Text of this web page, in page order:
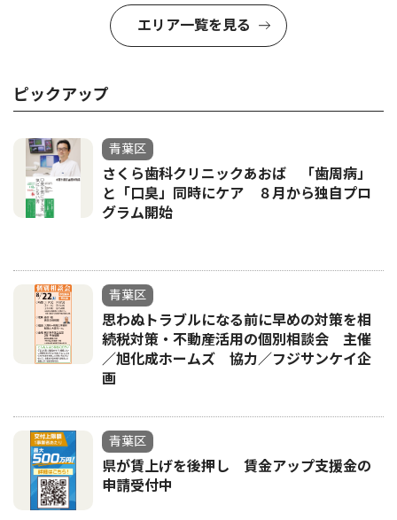
エリア一覧を見る
ピックアップ
青葉区
さくら歯科クリニックあおば 「歯周病」
と「口臭」同時にケア ８月から独自プロ
グラム開始
青葉区
思わぬトラブルになる前に早めの対策を相
続税対策・不動産活用の個別相談会 主催
／旭化成ホームズ 協力／フジサンケイ企
画
青葉区
県が賃上げを後押し 賃金アップ支援金の
申請受付中